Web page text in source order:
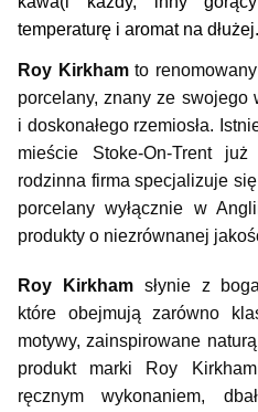
temperaturę i aromat na dłużej.
Roy Kirkham to
porcelany, znany ze swojego
i doskonałego rzemiosła.
mieście Stoke-On-Trent
rodzinna firma specjalizuje
porcelany wyłącznie w
produkty o niezrównanej
Roy Kirkham słynie z
które obejmują zarówno
motywy, zainspirowane
produkt marki Roy
ręcznym wykonaniem,